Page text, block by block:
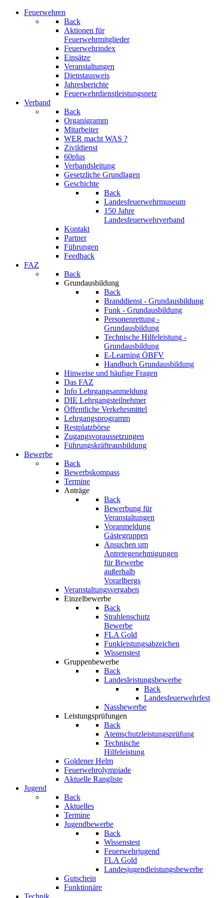
Feuerwehren
Back
Aktionen für
Feuerwehrmitglieder
Feuerwehrindex
Einsätze
Veranstaltungen
Dienstausweis
Jahresberichte
Feuerwehrdienstleistungsnetz
Verband
Back
Organigramm
Mitarbeiter
WER macht WAS ?
Zivildienst
60plus
Verbandsleitung
Gesetzliche Grundlagen
Geschichte
Back
Landesfeuerwehrmuseum
150 Jahre
Landesfeuerwehrverband
Kontakt
Partner
Führungen
Feedback
FAZ
Back
Grundausbildung
Back
Branddienst - Grundausbildung
Funk - Grundausbildung
Personenrettung -
Grundausbildung
Technische Hilfeleistung -
Grundausbildung
E-Learning ÖBFV
Handbuch Grundausbildung
Hinweise und häufige Fragen
Das FAZ
Info Lehrgangsanmeldung
DIE Lehrgangsteilnehmer
Öffentliche Verkehrsmittel
Lehrgangsprogramm
Restplatzbörse
Zugangsvoraussetzungen
Führungskräfteausbildung
Bewerbe
Back
Bewerbskompass
Termine
Anträge
Back
Bewerbung für
Veranstaltungen
Voranmeldung
Gästegruppen
Ansuchen um
Antretegenehmigungen
für Bewerbe
außerhalb
Vorarlbergs
Veranstaltungsvergaben
Einzelbewerbe
Back
Strahlenschutz
Bewerbe
FLA Gold
Funkleistungsabzeichen
Wissenstest
Gruppenbewerbe
Back
Landesleistungsbewerbe
Back
Landesfeuerwehrfest
Nassbewerbe
Leistungsprüfungen
Back
Atemschutzleistungsprüfung
Technische
Hilfeleistung
Goldener Helm
Feuerwehrolympiade
Aktuelle Rangliste
Jugend
Back
Aktuelles
Termine
Jugendbewerbe
Back
Wissenstest
Feuerwehrjugend
FLA Gold
Landesjugendleistungsbewerbe
Gutschein
Funktionäre
Technik